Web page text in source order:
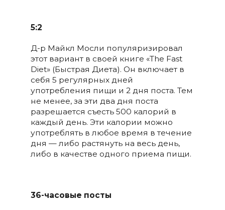
5:2
Д-р Майкл Мосли популяризировал
этот вариант в своей книге «The Fast
Diet» (Быстрая Диета). Он включает в
себя 5 регулярных дней
употребления пищи и 2 дня поста. Тем
не менее, за эти два дня поста
разрешается съесть 500 калорий в
каждый день. Эти калории можно
употреблять в любое время в течение
дня — либо растянуть на весь день,
либо в качестве одного приема пищи.
36-часовые посты